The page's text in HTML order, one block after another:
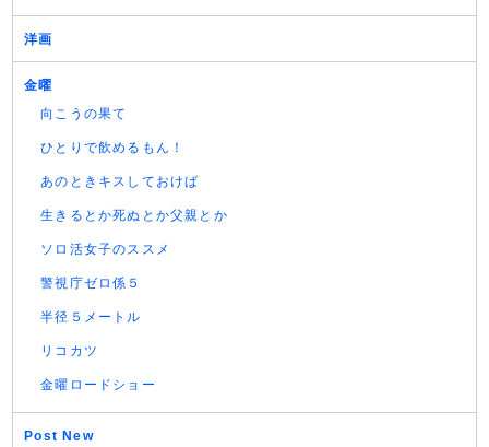
洋画
金曜
向こうの果て
ひとりで飲めるもん！
あのときキスしておけば
生きるとか死ぬとか父親とか
ソロ活女子のススメ
警視庁ゼロ係５
半径５メートル
リコカツ
金曜ロードショー
Post New